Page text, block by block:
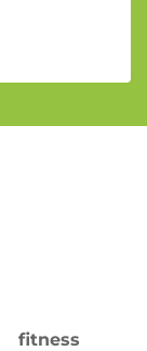
fitness